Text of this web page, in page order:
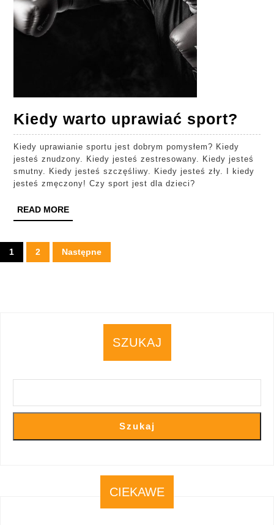
Kiedy warto uprawiać sport?
Kiedy uprawianie sportu jest dobrym pomysłem? Kiedy
jesteś znudzony. Kiedy jesteś zestresowany. Kiedy jesteś
smutny. Kiedy jesteś szczęśliwy. Kiedy jesteś zły. I kiedy
jesteś zmęczony! Czy sport jest dla dzieci?
READ MOREREAD
MORE
Stronicowanie
wpisów
1 2 Następne
SZUKAJ
Szukaj
CIEKAWE